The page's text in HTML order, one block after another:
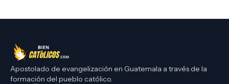
Apostolado de evangelización en Guatemala a través de la
formación del pueblo católico.